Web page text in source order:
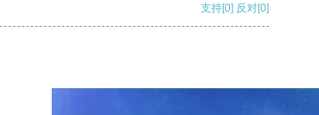
支持[0] 反对[0]